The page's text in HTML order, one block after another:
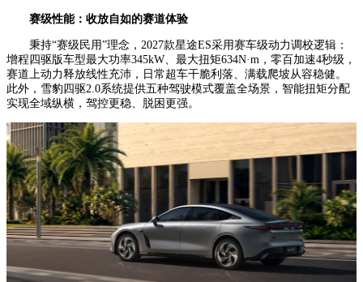
赛级性能：收放自如的赛道体验
秉持“赛级民用”理念，2027款星途ES采用赛车级动力调校逻辑：
增程四驱版车型最大功率345kW、最大扭矩634N·m，零百加速4秒级，
赛道上动力释放线性充沛，日常超车干脆利落、满载爬坡从容稳健。
此外，雪豹四驱2.0系统提供五种驾驶模式覆盖全场景，智能扭矩分配
实现全域纵横，驾控更稳、脱困更强。